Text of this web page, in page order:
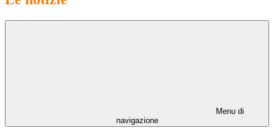
Menu di
navigazione